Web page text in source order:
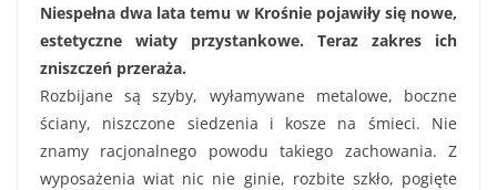
Niespełna dwa lata temu w Krośnie pojawiły się nowe,
estetyczne wiaty przystankowe. Teraz zakres ich
zniszczeń przeraża.
Rozbijane są szyby, wyłamywane metalowe, boczne
ściany, niszczone siedzenia i kosze na śmieci. Nie
znamy racjonalnego powodu takiego zachowania. Z
wyposażenia wiat nic nie ginie, rozbite szkło, pogięte